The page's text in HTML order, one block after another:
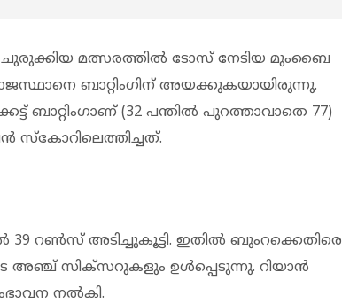
ചുരുക്കിയ മത്സരത്തിൽ ടോസ് നേടിയ മുംബൈ
ബാറ്റിംഗിന് അയക്കുകയായിരുന്നു.
ബാറ്റിംഗാണ് (32 പന്തിൽ പുറത്താവാതെ 77)
സ്കോറിലെത്തിച്ചത്.
39 റൺസ് അടിച്ചുകൂട്ടി. ഇതിൽ ബുംറക്കെതിരെ
അഞ്ച് സിക്സറുകളും ഉൾപ്പെടുന്നു. റിയാൻ
നൽകി.